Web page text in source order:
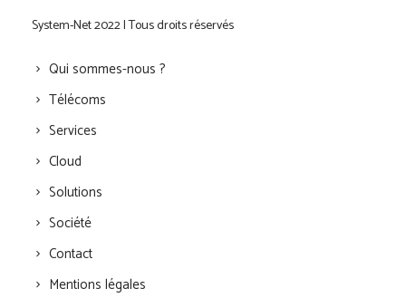
System-Net 2022 | Tous droits réservés
Qui sommes-nous ?
Télécoms
Services
Cloud
Solutions
Société
Contact
Mentions légales